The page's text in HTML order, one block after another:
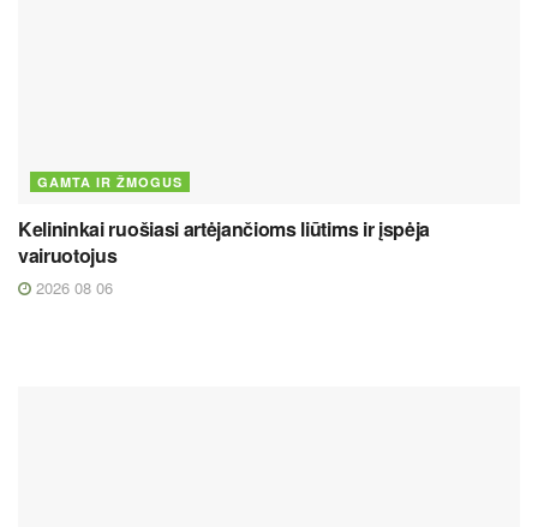
GAMTA IR ŽMOGUS
Kelininkai ruošiasi artėjančioms liūtims ir įspėja
vairuotojus
2026 08 06